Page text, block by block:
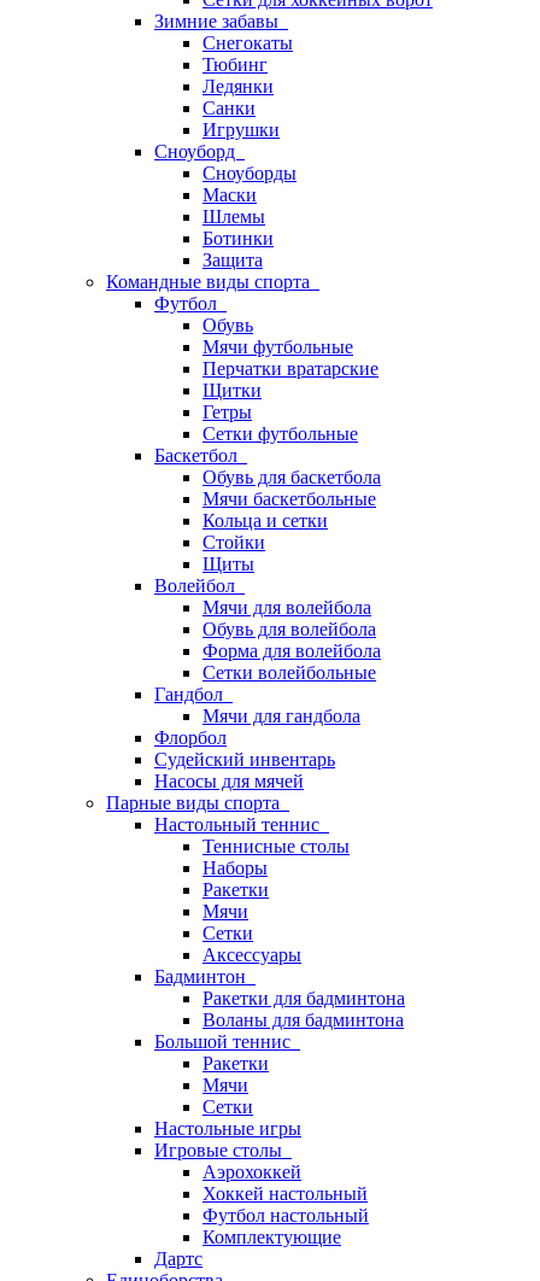
Зимние забавы
Снегокаты
Тюбинг
Ледянки
Санки
Игрушки
Сноуборд
Сноуборды
Маски
Шлемы
Ботинки
Защита
Командные виды спорта
Футбол
Обувь
Мячи футбольные
Перчатки вратарские
Щитки
Гетры
Сетки футбольные
Баскетбол
Обувь для баскетбола
Мячи баскетбольные
Кольца и сетки
Стойки
Щиты
Волейбол
Мячи для волейбола
Обувь для волейбола
Форма для волейбола
Сетки волейбольные
Гандбол
Мячи для гандбола
Флорбол
Судейский инвентарь
Насосы для мячей
Парные виды спорта
Настольный теннис
Теннисные столы
Наборы
Ракетки
Мячи
Сетки
Аксессуары
Бадминтон
Ракетки для бадминтона
Воланы для бадминтона
Большой теннис
Ракетки
Мячи
Сетки
Настольные игры
Игровые столы
Аэрохоккей
Хоккей настольный
Футбол настольный
Комплектующие
Дартс